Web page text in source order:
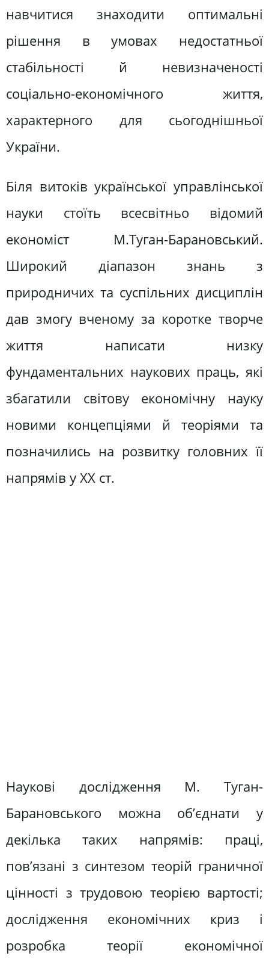
навчитися знаходити оптимальні
рішення в умовах недостатньої
стабільності й невизначеності
соціально-економічного життя,
характерного для сьогоднішньої
України.
Біля витоків української управлінської
науки стоїть всесвітньо відомий
економіст М.Туган-Барановський.
Широкий діапазон знань з
природничих та суспільних дисциплін
дав змогу вченому за коротке творче
життя написати низку
фундаментальних наукових праць, які
збагатили світову економічну науку
новими концепціями й теоріями та
позначились на розвитку головних її
напрямів у XX ст.
Наукові дослідження М. Туган-
Барановського можна об’єднати у
декілька таких напрямів: праці,
пов’язані з синтезом теорій граничної
цінності з трудовою теорією вартості;
дослідження економічних криз і
розробка теорії економічної